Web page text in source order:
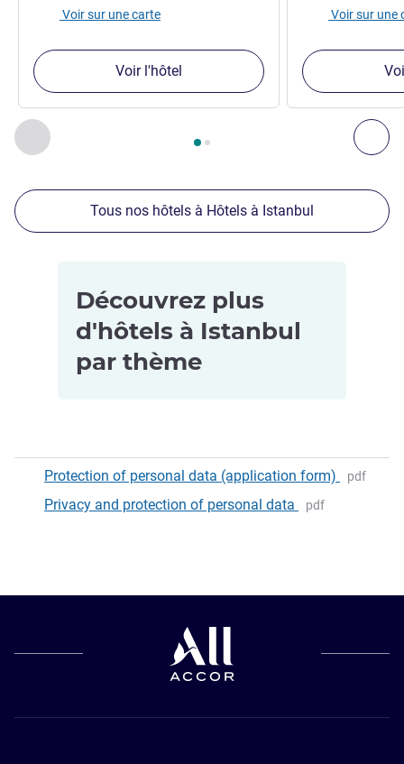
Précédent - Nos autres établissements à proximité
Page , Nos autres établissements à proximité 1 :,
Voir sur une carte
Voir l'hôtel
Voir sur une
Tous nos hôtels à Hôtels à Istanbul
Découvrez plus
d'hôtels à Istanbul
par thème
acceptant les
animaux de
Istanbul
Istanbul
Hôtels avec
Istanbul
Hôtels
d’affaires à
5 étoiles à
Istanbul
Protection of personal data (application form) pdf
Privacy and protection of personal data pdf